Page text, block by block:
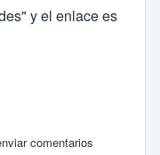
y el enlace es
comentarios